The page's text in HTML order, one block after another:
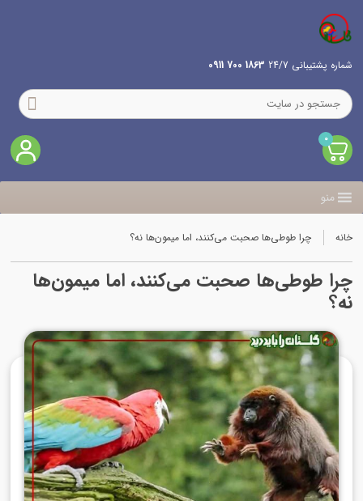
شماره پشتیبانی 24/7 1863 700 0911
0
منو
خانه چرا طوطی‌ها صحبت می‌کنند، اما میمون‌ها نه؟
چرا طوطی‌ها صحبت می‌کنند، اما میمون‌ها
نه؟